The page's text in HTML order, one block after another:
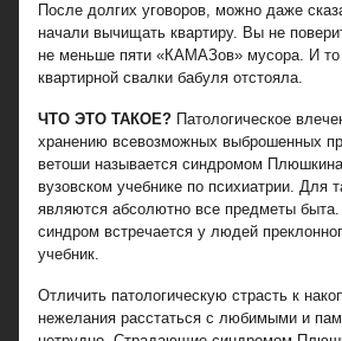
После долгих уговоров, можно даже
начали вычищать квартиру. Вы не
не меньше пяти «КАМАЗов» мусора. И то
квартирной свалки бабуля отстояла.
ЧТО ЭТО ТАКОЕ? Патологическое
хранению всевозможных выброшенных
ветоши называется синдромом
вузовском учебнике по психиатрии. Для
являются абсолютно все предметы
синдром встречается у людей
учебник.
Отличить патологическую страсть к
нежелания расстаться с любимыми и